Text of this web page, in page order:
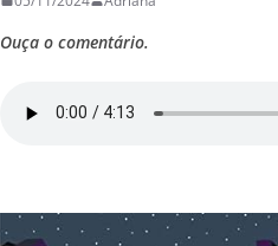
Ouça o comentário.